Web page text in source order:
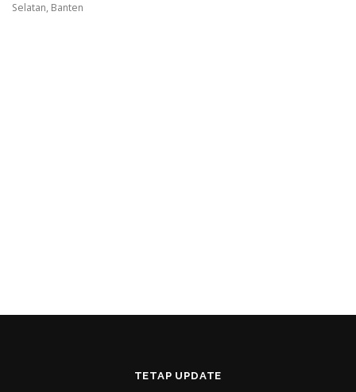
Selatan, Banten
TETAP UPDATE